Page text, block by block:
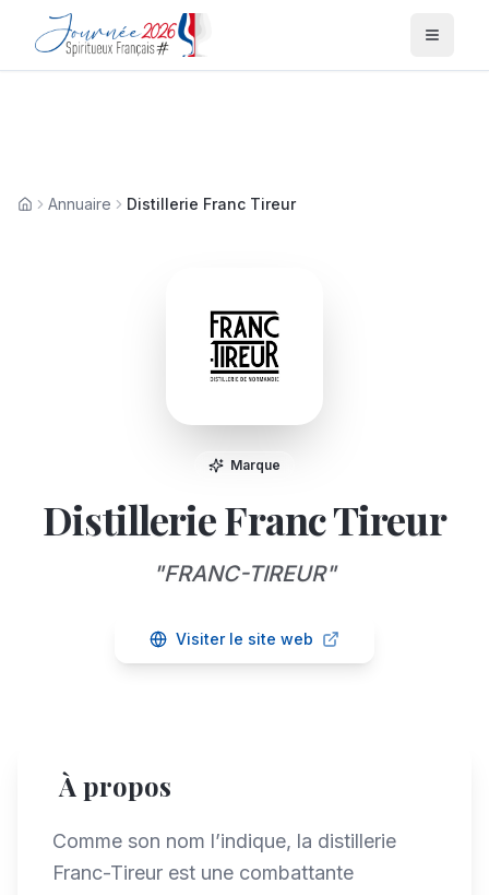
Menu
AccueilAnnuaire Distillerie Franc Tireur
Marque
Distillerie Franc Tireur
"FRANC-TIREUR"
Visiter le site web
À propos
Comme son nom l’indique, la distillerie
Franc-Tireur est une combattante